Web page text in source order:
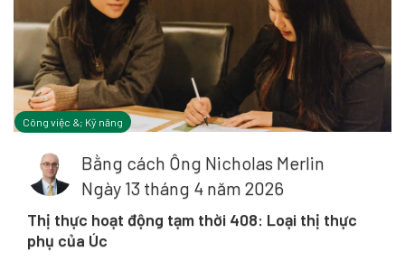
Công việc &; Kỹ năng
Bằng cách Ông Nicholas Merlin
Ngày 13 tháng 4 năm 2026
Thị thực hoạt động tạm thời 408: Loại thị thực
phụ của Úc